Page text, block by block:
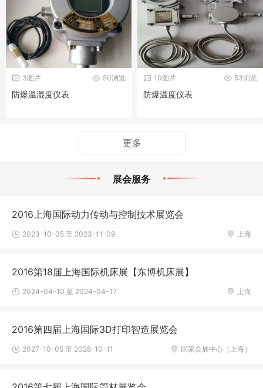
50浏览
3图片
防爆温湿度仪表
53浏览
10图片
防爆温度仪表
更多
展会服务
2016上海国际动力传动与控制技术展览会
上海
2023-10-05 至 2023-11-09
2016第18届上海国际机床展【东博机床展】
上海
2024-04-10 至 2024-04-17
2016第四届上海国际3D打印智造展览会
国家会展中心（上海）
2027-10-05 至 2028-10-11